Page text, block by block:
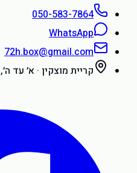
050-583-7864
WhatsApp
72h.box@gmail.com
קריית מוצקין · א׳ עד ה׳, 8:00 עד 22:00